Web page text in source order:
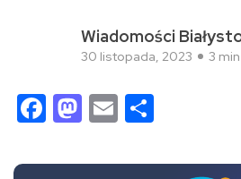
Wiadomości
30 listopada, 2023 3
Facebook
Mastodon
Email